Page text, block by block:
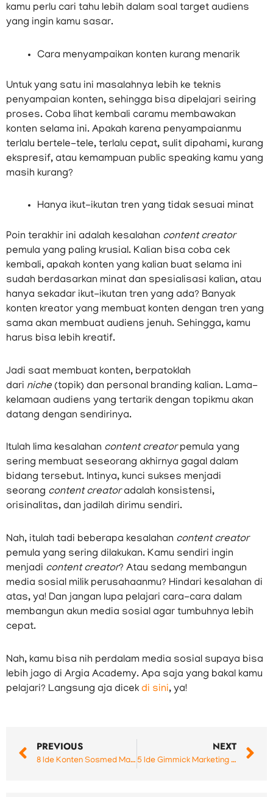
kamu perlu cari tahu lebih dalam soal target audiens
yang ingin kamu sasar.
Cara menyampaikan konten kurang menarik
Untuk yang satu ini masalahnya lebih ke teknis
penyampaian konten, sehingga bisa dipelajari seiring
proses. Coba lihat kembali caramu membawakan
konten selama ini. Apakah karena penyampaianmu
terlalu bertele-tele, terlalu cepat, sulit dipahami, kurang
ekspresif, atau kemampuan public speaking kamu yang
masih kurang?
Hanya ikut-ikutan tren yang tidak sesuai minat
Poin terakhir ini adalah kesalahan content creator
pemula yang paling krusial. Kalian bisa coba cek
kembali, apakah konten yang kalian buat selama ini
sudah berdasarkan minat dan spesialisasi kalian, atau
hanya sekadar ikut-ikutan tren yang ada? Banyak
konten kreator yang membuat konten dengan tren yang
sama akan membuat audiens jenuh. Sehingga, kamu
harus bisa lebih kreatif.
Jadi saat membuat konten, berpatoklah
dari niche (topik) dan personal branding kalian. Lama-
kelamaan audiens yang tertarik dengan topikmu akan
datang dengan sendirinya.
Itulah lima kesalahan content creatorpemula yang
sering membuat seseorang akhirnya gagal dalam
bidang tersebut. Intinya, kunci sukses menjadi
seorang content creatoradalah konsistensi,
orisinalitas, dan jadilah dirimu sendiri.
Nah, itulah tadi beberapa kesalahan content creator
pemula yang sering dilakukan. Kamu sendiri ingin
menjadi content creator? Atau sedang membangun
media sosial milik perusahaanmu? Hindari kesalahan di
atas, ya! Dan jangan lupa pelajari cara-cara dalam
membangun akun media sosial agar tumbuhnya lebih
cepat.
Nah, kamu bisa nih perdalam media sosial supaya bisa
lebih jago di Argia Academy. Apa saja yang bakal kamu
pelajari? Langsung aja dicek di sini, ya!
PREVIOUS
8 Ide Konten Sosmed Marketing Anti Boring
NEXT
5 Ide Gimmick Marketing untuk Sosmed Bisnismu!